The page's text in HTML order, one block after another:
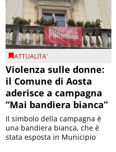
ATTUALITA'
Violenza sulle donne:
il Comune di Aosta
aderisce a campagna
“Mai bandiera bianca”
Il simbolo della campagna è
una bandiera bianca, che è
stata esposta in Municipio